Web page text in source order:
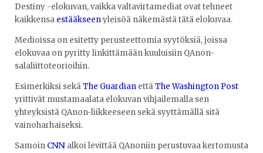
Destiny -elokuvan, vaikka valtavirtamediat ovat tehneet
kaikkensa estääkseenyleisöä näkemästä tätä elokuvaa.
Medioissa on esitetty perusteettomia syytöksiä, joissa
elokuvaa on pyritty linkittämään kuuluisiin QAnon-
salaliittoteorioihin.
Esimerkiksi sekäThe Guardian ettäThe Washington Post
yrittivät mustamaalata elokuvan vihjailemalla sen
yhteyksistä QAnon-liikkeeseen sekä syyttämällä sitä
vainoharhaiseksi.
Samoin CNN alkoi levittää QAnoniin perustuvaa kertomusta